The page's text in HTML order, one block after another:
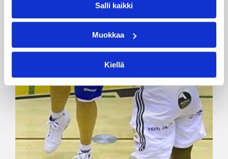
Salli kaikki
Muokkaa
Kiellä